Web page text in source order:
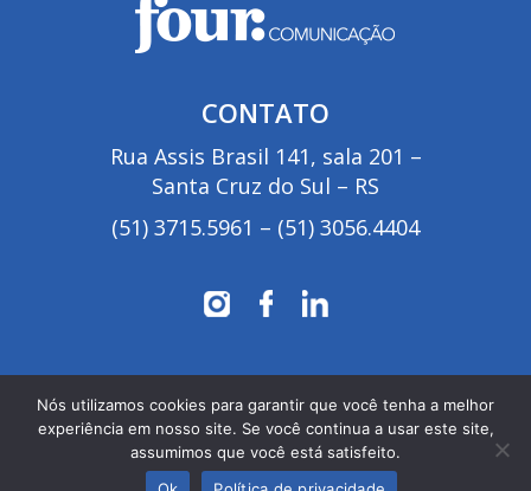
CONTATO
Rua Assis Brasil 141, sala 201 –
Santa Cruz do Sul – RS
(51) 3715.5961 – (51) 3056.4404
Four Comunicação 2024. Todos os Direitos
Reservados
Desenvolvido porInteragence&CSZ
Propaganda.
Nós utilizamos cookies para garantir que você tenha a melhor
experiência em nosso site. Se você continua a usar este site,
assumimos que você está satisfeito.